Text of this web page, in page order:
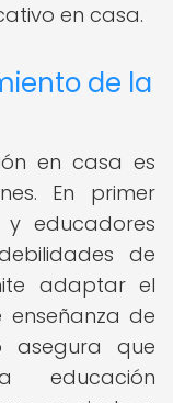
en casa.
de la
en casa es
En primer
educadores
de
adaptar el
de
asegura que